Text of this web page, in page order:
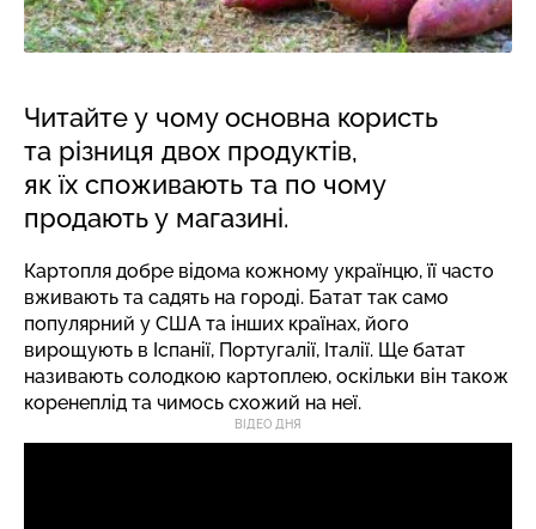
Читайте у чому основна користь
та різниця двох продуктів,
як їх споживають та по чому
продають у магазині.
Картопля добре відома кожному українцю, її часто
вживають та садять на городі. Батат так само
популярний у США та інших країнах, його
вирощують в Іспанії, Португалії, Італії. Ще батат
називають солодкою картоплею, оскільки він також
коренеплід та чимось схожий на неї.
ВІДЕО ДНЯ